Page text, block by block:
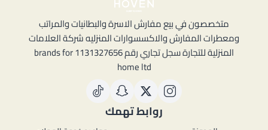
متخصصون في بيع مفارش الاسرة والبطانيات والمراتب
ومعطرات المفارش والاكسسوارات المنزليه شركة العلامات
المنزلية للتجارة سجل تجاري رقم 1131327656 brands for
home ltd
روابط تهمك